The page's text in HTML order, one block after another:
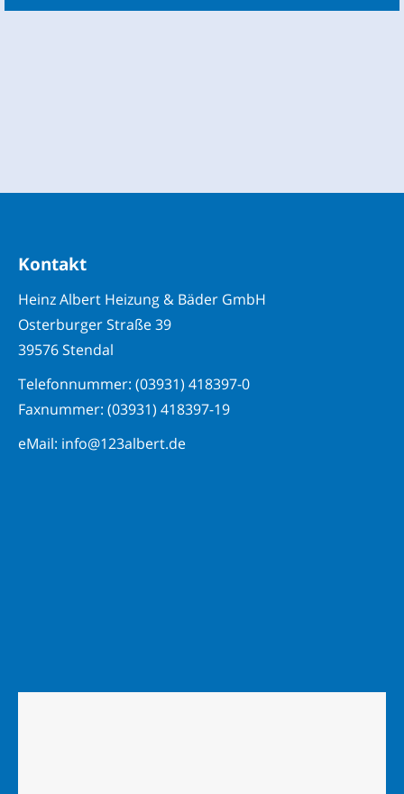
Kontakt
Heinz Albert Heizung & Bäder GmbH
Osterburger Straße 39
39576 Stendal
Telefonnummer: (03931) 418397-0
Faxnummer: (03931) 418397-19
eMail: info@123albert.de